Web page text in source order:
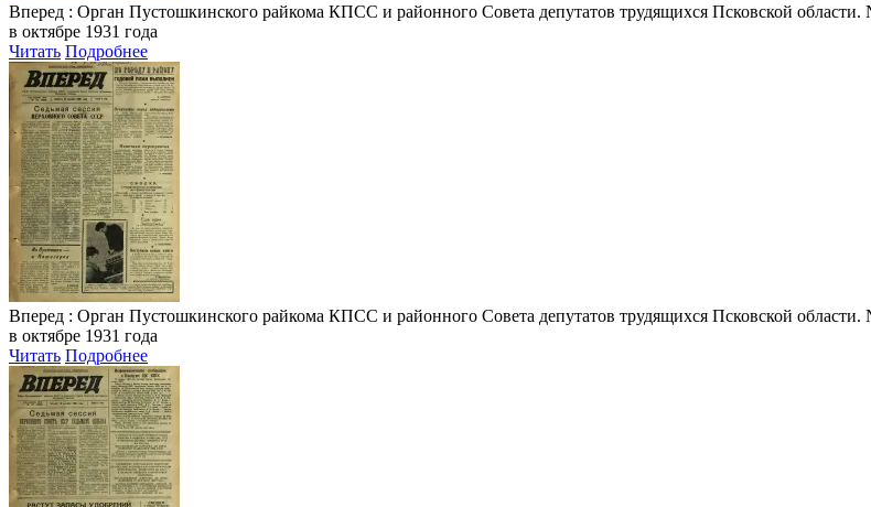
Вперед : Орган Пустошкинского райкома КПСС и районного Совета депутатов трудящихся Псковской области.
в октябре 1931 года
Читать Подробнее
Вперед : Орган Пустошкинского райкома КПСС и районного Совета депутатов трудящихся Псковской области.
в октябре 1931 года
Читать Подробнее